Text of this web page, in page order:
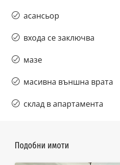
асансьор
входа се заключва
мазе
масивна външна врата
склад в апартамента
Подобни имоти